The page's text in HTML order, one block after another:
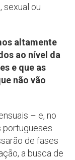
sexual ou
altamente
ao nível da
e que as
não vão
– e, no
portugueses
de fases
a busca de